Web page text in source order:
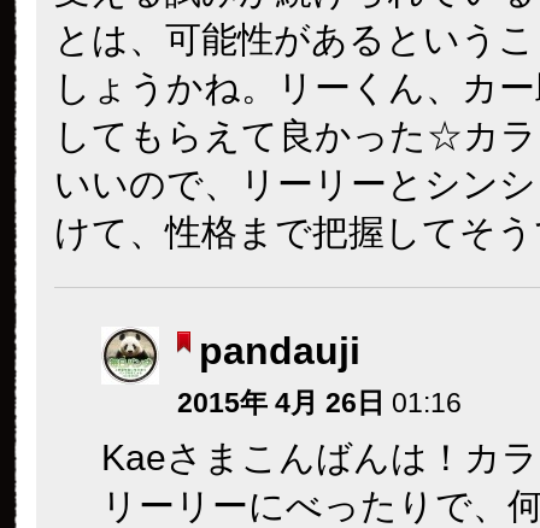
とは、可能性があるという
しょうかね。リーくん、カ
してもらえて良かった☆カ
いいので、リーリーとシン
けて、性格まで把握してそ
pandauji
2015年 4月 26日 01:16
Kaeさまこんばんは！カ
リーリーにべったりで、